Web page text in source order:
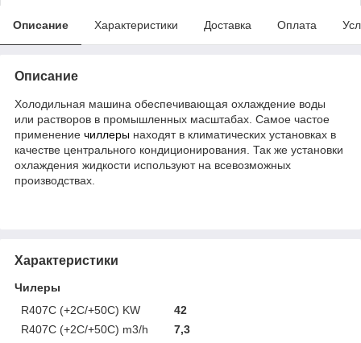
Описание Характеристики Доставка Оплата
Описание
Холодильная машина обеспечивающая охлаждение воды
или растворов в промышленных масштабах. Самое частое
применение чиллеры находят в климатических установках в
качестве центрального кондиционирования. Так же установки
охлаждения жидкости используют на всевозможных
производствах.
Характеристики
Чилеры
R407C (+2C/+50C) KW
42
R407C (+2C/+50C) m3/h
7,3